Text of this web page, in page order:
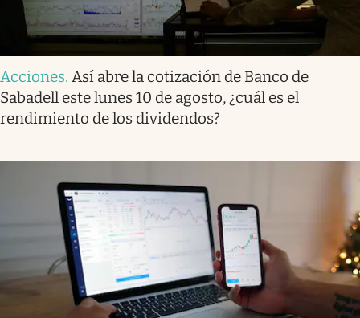
Acciones. Así abre la cotización de Banco de
Sabadell este lunes 10 de agosto, ¿cuál es el
rendimiento de los dividendos?